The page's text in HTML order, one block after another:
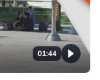
01:44